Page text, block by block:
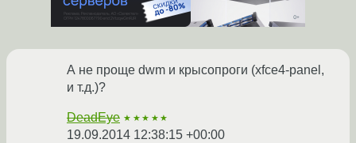
А не проще dwm и крысопроги (xfce4-panel,
и т.д.)?
DeadEye ★★★★★
19.09.2014 12:38:15 +00:00